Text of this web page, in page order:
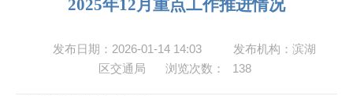
2025年12月重点工作推进情况
发布日期：2026-01-14 14:03
发布机构：滨湖
区交通局
浏览次数： 138